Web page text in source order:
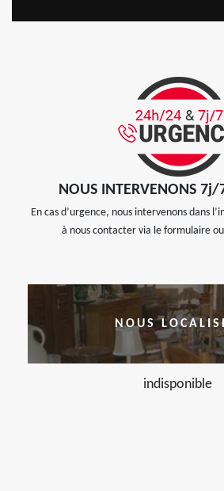
NOUS INTERVENONS
En cas d’urgence, nous intervenons dans
à nous contacter via le formulaire
NOUS
indisponible